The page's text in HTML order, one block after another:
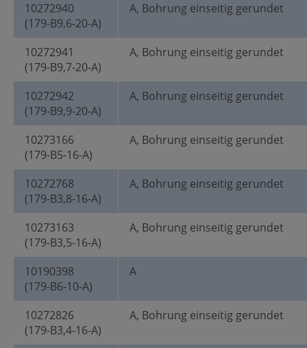
10272940
(179-B9,6-20-A)
A, Bohrung einseitig gerundet
10272941
(179-B9,7-20-A)
A, Bohrung einseitig gerundet
10272942
(179-B9,9-20-A)
A, Bohrung einseitig gerundet
10273166
(179-B5-16-A)
A, Bohrung einseitig gerundet
10272768
(179-B3,8-16-A)
A, Bohrung einseitig gerundet
10273163
(179-B3,5-16-A)
A, Bohrung einseitig gerundet
10190398
(179-B6-10-A)
A
10272826
(179-B3,4-16-A)
A, Bohrung einseitig gerundet